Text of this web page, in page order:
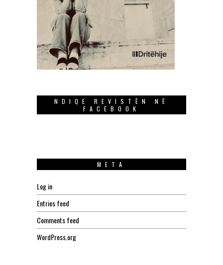
NDIQE REVISTËN NË
FACEBOOK
META
Log in
Entries feed
Comments feed
WordPress.org